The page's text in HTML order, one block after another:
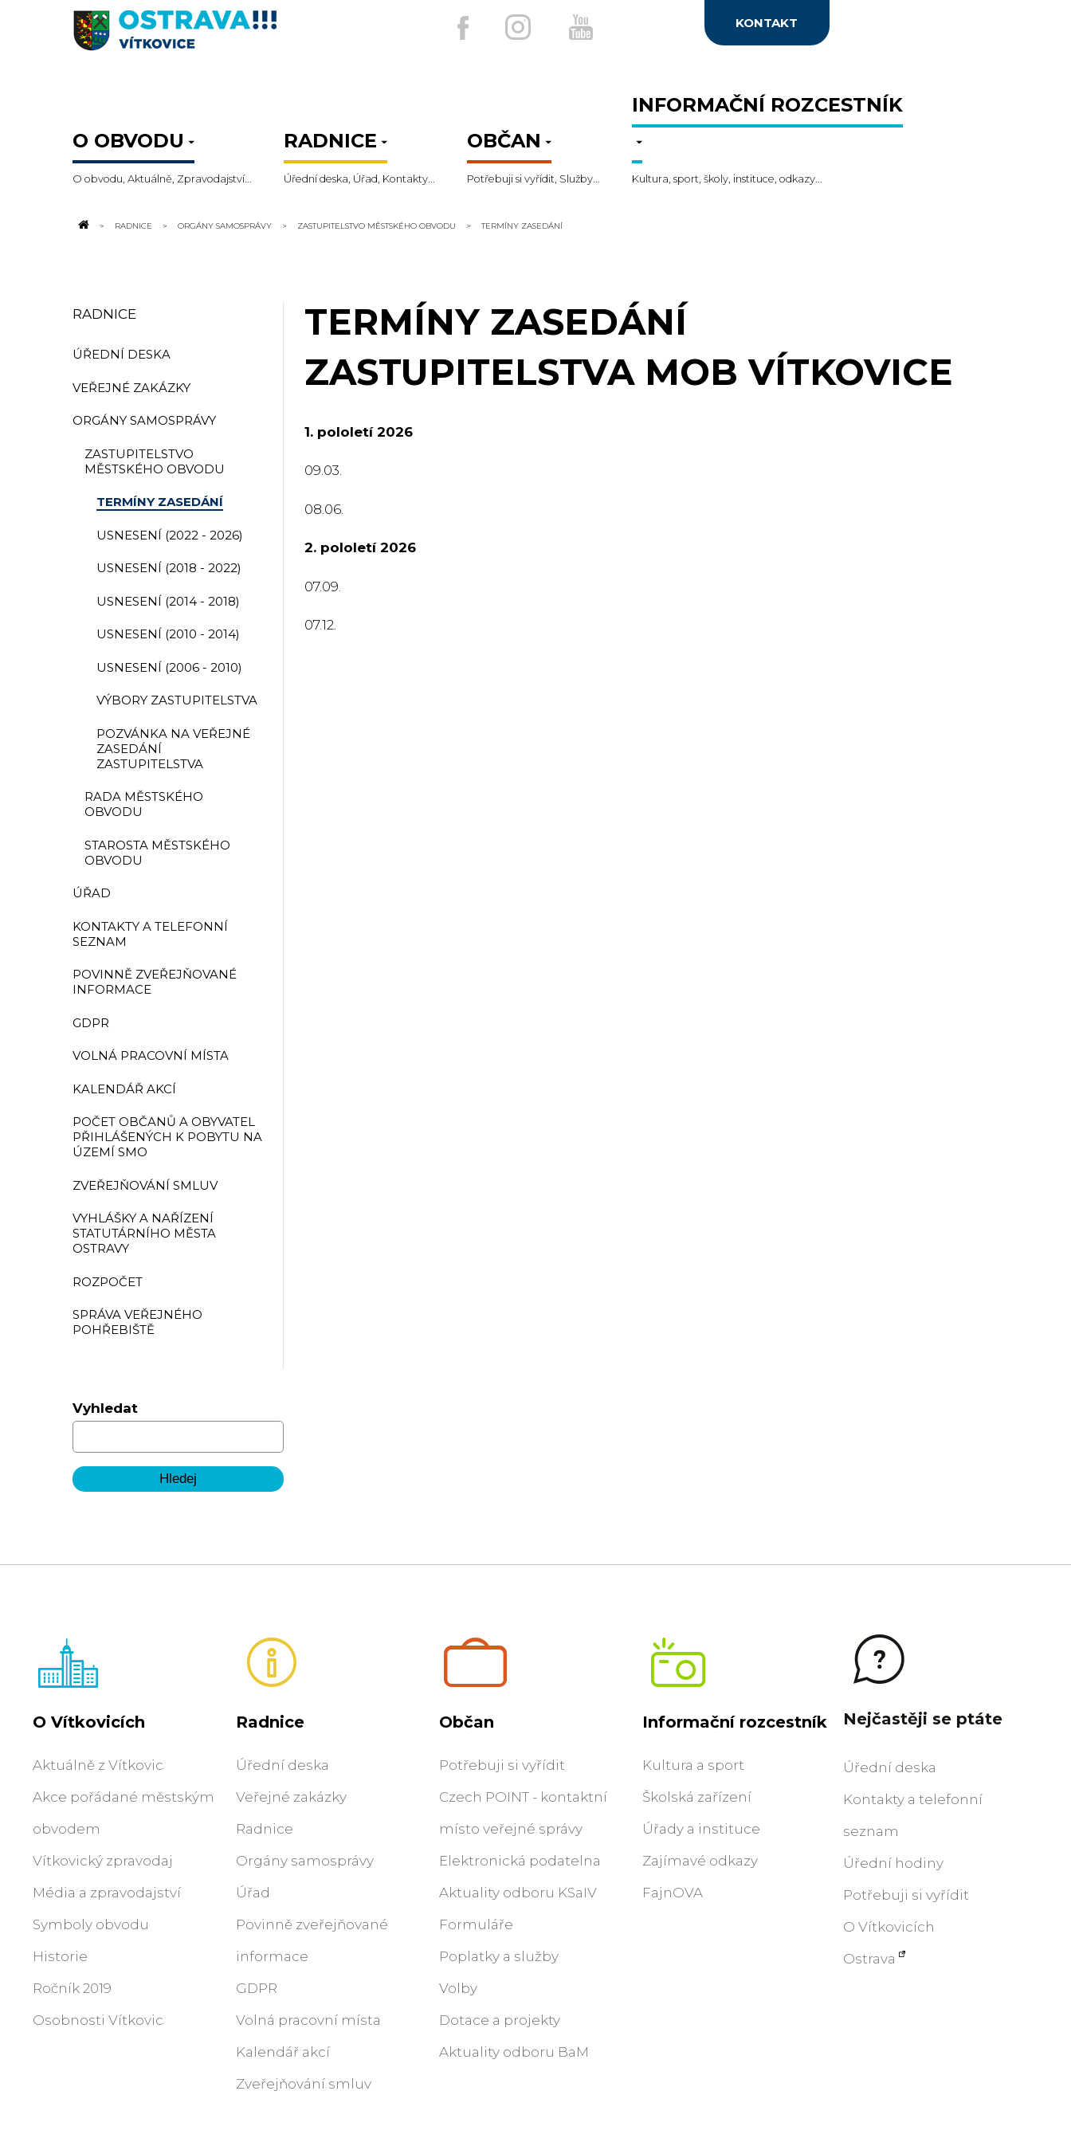
KONTAKT
O OBVODU
O obvodu, Aktuálně, Zpravodajství...
RADNICE
Úřední deska, Úřad, Kontakty...
OBČAN
Potřebuji si vyřídit, Služby...
INFORMAČNÍ ROZCESTNÍK
Kultura, sport, školy, instituce, odkazy...
RADNICE ORGÁNY SAMOSPRÁVY ZASTUPITELSTVO MĚSTSKÉHO OBVODU TERMÍNY ZASEDÁNÍ
RADNICE
ÚŘEDNÍ DESKA
VEŘEJNÉ ZAKÁZKY
ORGÁNY SAMOSPRÁVY
ZASTUPITELSTVO
MĚSTSKÉHO OBVODU
TERMÍNY ZASEDÁNÍ
USNESENÍ (2022 - 2026)
USNESENÍ (2018 - 2022)
USNESENÍ (2014 - 2018)
USNESENÍ (2010 - 2014)
USNESENÍ (2006 - 2010)
VÝBORY ZASTUPITELSTVA
POZVÁNKA NA VEŘEJNÉ
ZASEDÁNÍ
ZASTUPITELSTVA
RADA MĚSTSKÉHO
OBVODU
STAROSTA MĚSTSKÉHO
OBVODU
ÚŘAD
KONTAKTY A TELEFONNÍ
SEZNAM
POVINNĚ ZVEŘEJŇOVANÉ
INFORMACE
GDPR
VOLNÁ PRACOVNÍ MÍSTA
KALENDÁŘ AKCÍ
POČET OBČANŮ A OBYVATEL
PŘIHLÁŠENÝCH K POBYTU NA
ÚZEMÍ SMO
ZVEŘEJŇOVÁNÍ SMLUV
VYHLÁŠKY A NAŘÍZENÍ
STATUTÁRNÍHO MĚSTA
OSTRAVY
ROZPOČET
SPRÁVA VEŘEJNÉHO
POHŘEBIŠTĚ
Vyhledat
TERMÍNY ZASEDÁNÍ
ZASTUPITELSTVA MOB VÍTKOVICE
1. pololetí 2026
09.03.
08.06.
2. pololetí 2026
07.09.
07.12.
O Vítkovicích
Aktuálně z Vítkovic
Akce pořádané městským
obvodem
Vítkovický zpravodaj
Média a zpravodajství
Symboly obvodu
Historie
Ročník 2019
Osobnosti Vítkovic
Radnice
Úřední deska
Veřejné zakázky
Radnice
Orgány samosprávy
Úřad
Povinně zveřejňované
informace
GDPR
Volná pracovní místa
Kalendář akcí
Zveřejňování smluv
Občan
Potřebuji si vyřídit
Czech POINT - kontaktní
místo veřejné správy
Elektronická podatelna
Aktuality odboru KSaIV
Formuláře
Poplatky a služby
Volby
Dotace a projekty
Aktuality odboru BaM
Informační rozcestník
Kultura a sport
Školská zařízení
Úřady a instituce
Zajímavé odkazy
FajnOVA
Nejčastěji se ptáte
Úřední deska
Kontakty a telefonní
seznam
Úřední hodiny
Potřebuji si vyřídit
O Vítkovicích
Ostrava